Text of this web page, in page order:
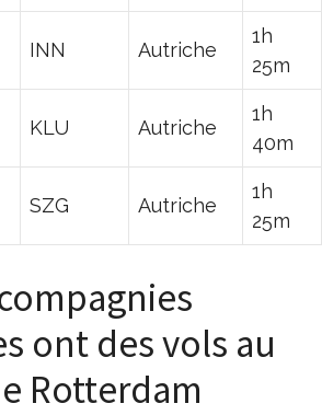
INN Autriche
1h
25m
KLU Autriche
1h
40m
SZG Autriche
1h
25m
ont des vols au
Rotterdam